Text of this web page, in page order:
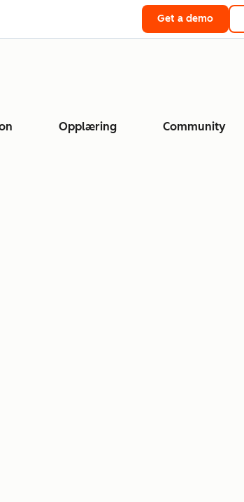
Get a demo
Opplæring Community